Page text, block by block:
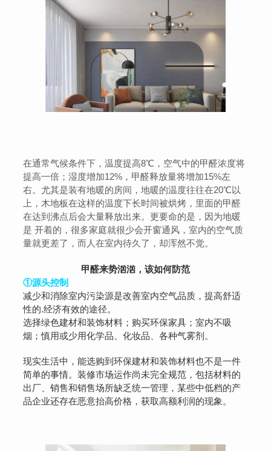
在通常气候条件下，温度提高8℃，空气中的甲醛浓度将
提高一倍；湿度增加12%，甲醛释放量将增加15%左
右。尤其是装有地暖的房间，地暖的温度往往在20℃以
上，木地板在这样的温度下长时间被烘烤，里面的甲醛
在达到沸点后会大量释放出来。更要命的是，因为地暖
是 开着的，很多家庭就很少会开窗通风，室内的空气质
量就更差了，而人在室内待久了，却浑然不觉。
甲醛来势汹汹，该如何防范
①源头控制
减少和消除室内污染源是改善室内空气品质，提高舒适
性的.经济有效的途径。
选择绿色建材和装饰材料；购买环保家具；室内不吸
烟；慎用或少用化学品、化妆品、各种气雾剂。
现实生活中，能选购到环保建材和装饰材料也不是一件
简单的事情。装修市场运作尚未完全规范，包括材料的
出厂、销售和销售场所缺乏统一管理，某些中低档的产
品企业还存在恶意抬高价格，获取高额利润的现象。